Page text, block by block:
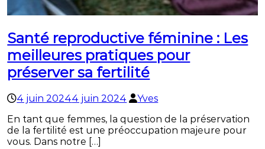
Santé reproductive féminine : Les
meilleures pratiques pour
préserver sa fertilité
4 juin 20244 juin 2024
Yves
En tant que femmes, la question de la préservation
de la fertilité est une préoccupation majeure pour
vous. Dans notre […]